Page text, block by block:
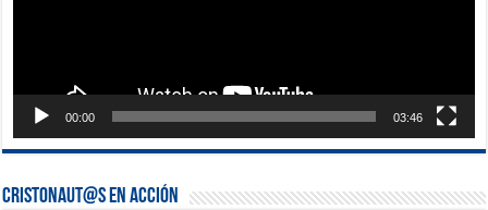
00:00 03:46
Cristonaut@s en Acción